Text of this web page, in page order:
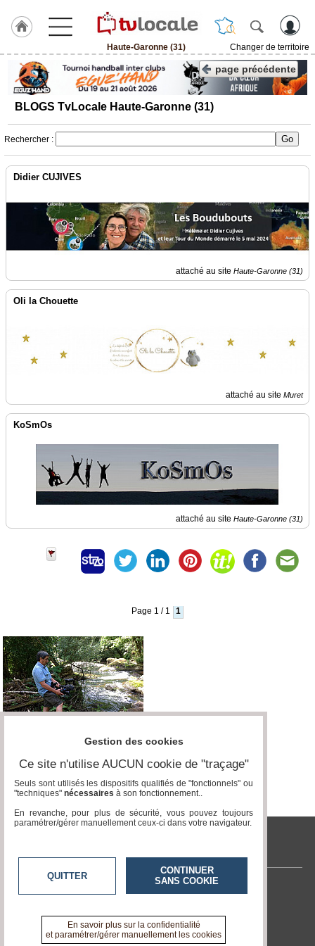
Haute-Garonne (31)
Changer de territoire
J'adhère
Hulcoq
ACCUEIL
Haute-
(31)
TvLocale
RUBRIQUES
Agenda
Vidéos
Médias
Prémium
Inscription
BLOGS TvLocale Haute-Garonne (31)
page précédente
Rechercher :
Didier CUJIVES
attaché au site Haute-Garonne (31)
Oli la Chouette
attaché au site Muret
KoSmOs
attaché au site Haute-Garonne (31)
Page 1 / 1 1
tvlocale.fr
Contactez-nous
A propos de tvlocale.fr
Gestion des cookies
Ce site n'utilise AUCUN cookie de "traçage"
Seuls sont utilisés les dispositifs qualifiés de "fonctionnels" ou
"techniques" nécessaires à son fonctionnement..
En revanche, pour plus de sécurité, vous pouvez toujours
paramétrer/gérer manuellement ceux-ci dans votre navigateur.
QUITTER
CONTINUER
SANS COOKIE
En savoir plus sur la confidentialité
et paramétrer/gérer manuellement les cookies